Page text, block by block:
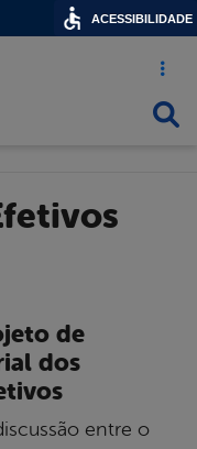
Acesso
de
dos
entre o
ACESSIBILIDADE